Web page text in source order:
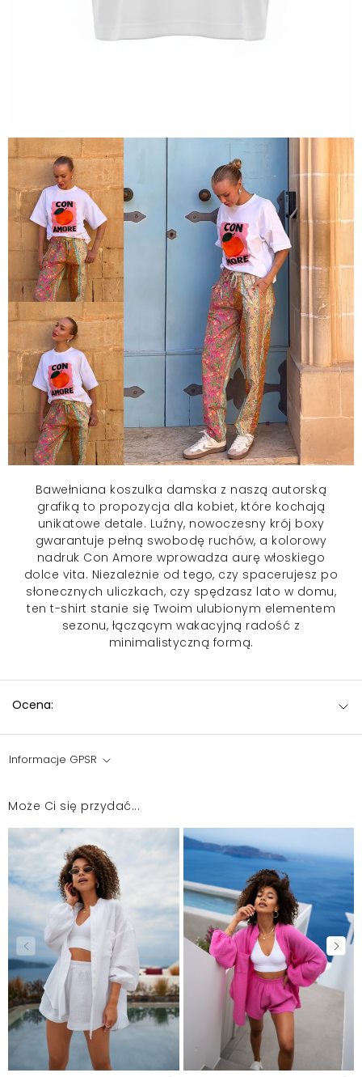
Bawełniana koszulka damska z naszą autorską
grafiką to propozycja dla kobiet, które kochają
unikatowe detale. Luźny, nowoczesny krój boxy
gwarantuje pełną swobodę ruchów, a kolorowy
nadruk Con Amore wprowadza aurę włoskiego
dolce vita. Niezależnie od tego, czy spacerujesz po
słonecznych uliczkach, czy spędzasz lato w domu,
ten t-shirt stanie się Twoim ulubionym elementem
sezonu, łączącym wakacyjną radość z
minimalistyczną formą.
Ocena:
Informacje GPSR
Może Ci się przydać...